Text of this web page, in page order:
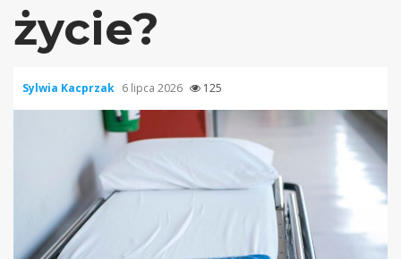
życie?
Sylwia Kacprzak 6 lipca 2026 125